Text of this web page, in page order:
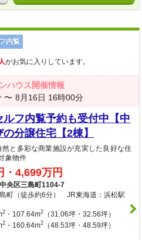
内覧
がお気に入りしています。
ハウス開催情報
〜 8月16日 16時00分
フ内覧予約も受付中【中
分譲住宅【2棟】
然と多彩な商業施設が充実した良好な住
象物件
・4,699万円
央区三島町1104-7
町（徒歩約6分） JR東海道：浜松駅
2・107.64m2（31.06坪・32.56坪）
2・160.64m2（48.53坪・48.59坪）